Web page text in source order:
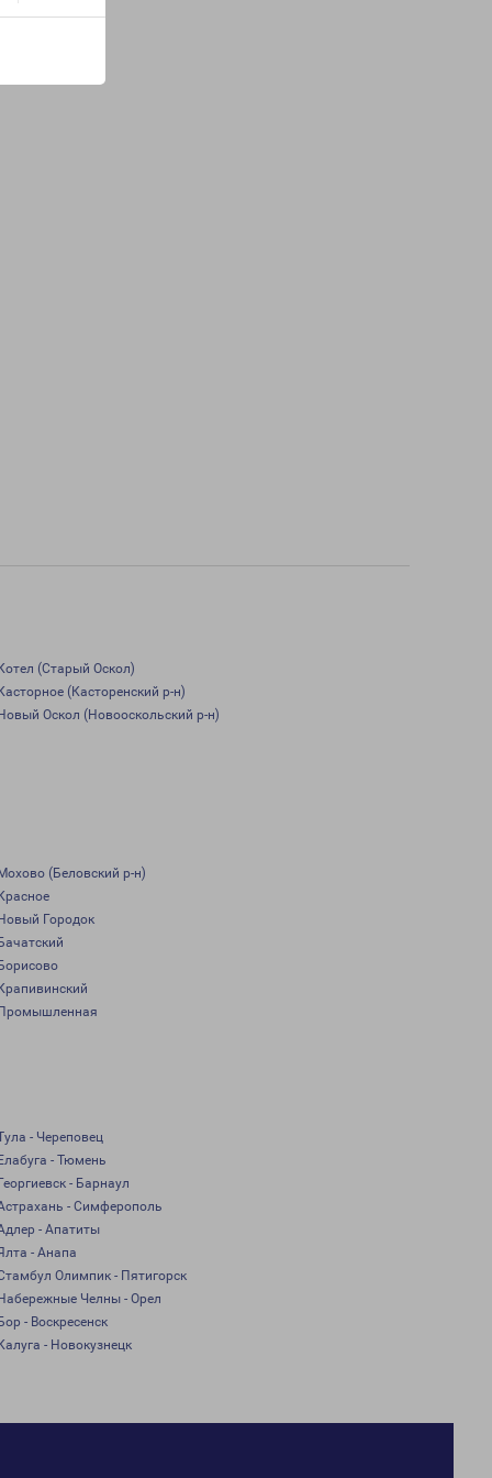
(Старый Оскол)
(Касторенский р-н)
Оскол (Новооскольский р-н)
(Беловский р-н)
Городок
- Череповец
- Тюмень
- Барнаул
- Симферополь
- Апатиты
- Анапа
Олимпик - Пятигорск
Челны - Орел
- Воскресенск
- Новокузнецк